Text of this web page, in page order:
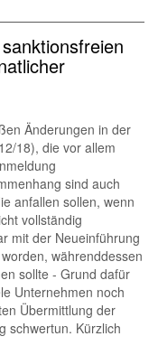
Änderungen in der
18), die vor allem
sind auch
anfallen sollen, wenn
vollständig
mit der Neueinführung
währenddessen
sollte - Grund dafür
Unternehmen noch
Übermittlung der
schwertun. Kürzlich